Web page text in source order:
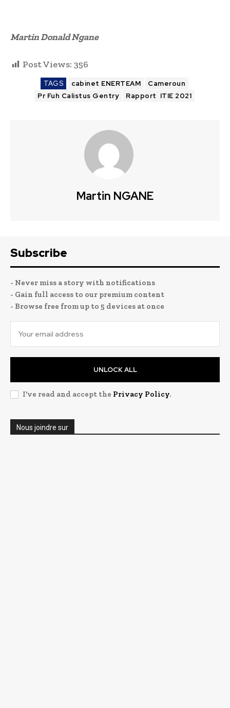
Martin Donald Ngane
Post Views: 356
TAGS cabinet ENERTEAM
Cameroun
Pr Fuh Calistus Gentry
Rapport ITIE 2021
Martin NGANE
Subscribe
- Never miss a story with notifications
- Gain full access to our premium content
- Browse free from up to 5 devices at once
UNLOCK ALL
I've read and accept the Privacy Policy.
Nous joindre sur